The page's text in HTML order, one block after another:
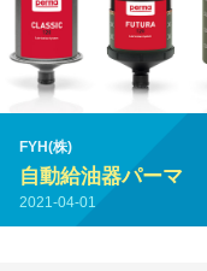
FYH(株)
自動給油器パーマ
2021-04-01